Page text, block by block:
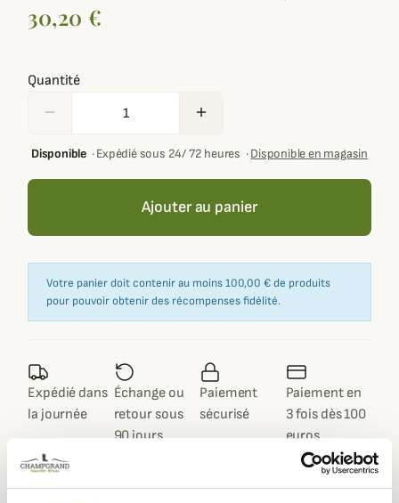
30,20 €
Quantité
remove add
Disponible·Expédié sous 24/ 72 heures ·Disponible en magasin
Ajouter au panier
Votre panier doit contenir au moins 100,00 € de produits
pour pouvoir obtenir des récompenses fidélité.
Expédié dans
la journée
Échange ou
retour sous
90 jours
Paiement
sécurisé
Paiement en
3 fois dès 100
euros